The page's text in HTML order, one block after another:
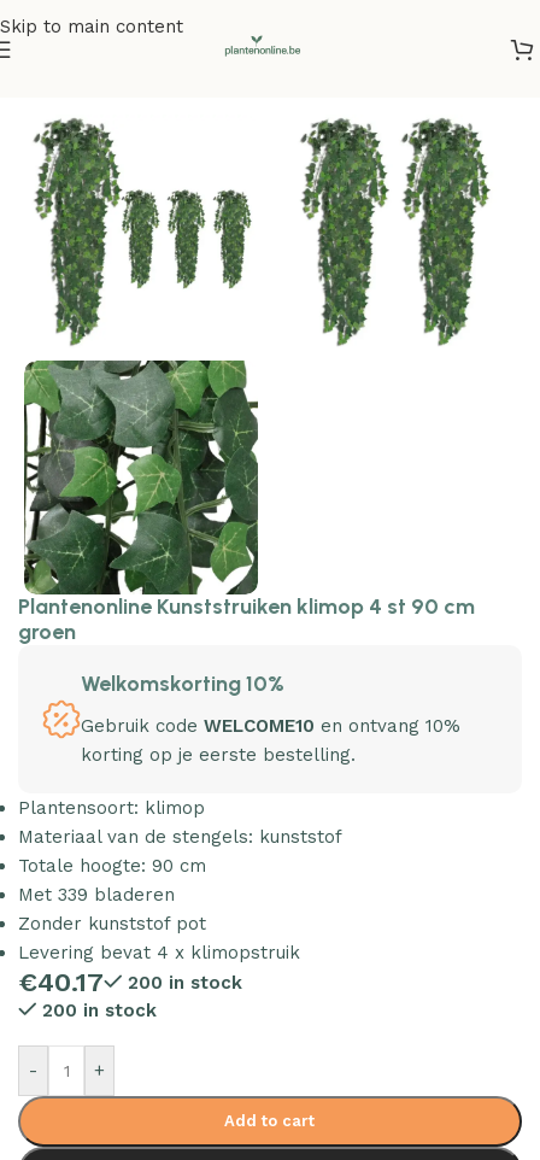
Skip to main content
Plantenonline Kunststruiken klimop 4 st 90 cm
groen
Welkomskorting 10%
Gebruik code WELCOME10 en ontvang 10%
korting op je eerste bestelling.
Plantensoort: klimop
Materiaal van de stengels: kunststof
Totale hoogte: 90 cm
Met 339 bladeren
Zonder kunststof pot
Levering bevat 4 x klimopstruik
€40.17
200 in stock
200 in stock
- +
Add to cart